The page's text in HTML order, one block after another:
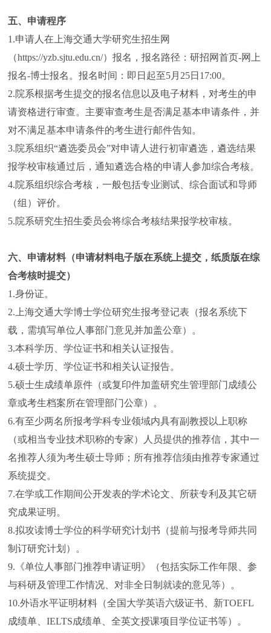
五、申请程序
1.申请人在上海交通大学研究生招生网
（https://yzb.sjtu.edu.cn/）报名，报名路径：研招网首页-网上
报名-博士报名。报名时间：即日起至5月25日17:00。
2.院系根据考生提交的报名信息以及电子材料，对考生的申
请资格进行审查。主要审查考生是否满足基本申请条件，并
对不满足基本申请条件的考生进行邮件告知。
3.院系组织“遴选委员会”对申请人进行初审遴选，遴选结果
报学校审核通过后，通知遴选合格的申请人参加综合考核。
4.院系组织综合考核，一般包括专业测试、综合面试和导师
（组）评价。
5.院系研究生招生委员会将综合考核结果报学校审核。
六、申请材料（申请材料电子版在系统上提交，纸质版在综
合考核时提交）
1.身份证。
2.上海交通大学博士学位研究生报考登记表（报名系统下
载，需填写单位人事部门意见并加盖公章）。
3.本科学历、学位证书和相关认证报告。
4.硕士学历、学位证书和相关认证报告。
5.硕士生成绩单原件（或复印件加盖研究生管理部门成绩公
章或考生档案所在管理部门公章）。
6.有至少两名所报考学科专业领域内具有副教授以上职称
（或相当专业技术职称的专家）人员提供的推荐信，其中一
名推荐人须为考生硕士导师；所有推荐信须由推荐专家通过
系统提交。
7.在学或工作期间公开发表的学术论文、所获专利及其它研
究成果证明。
8.拟攻读博士学位的科学研究计划书（提前与报考导师共同
制订研究计划）。
9.《单位人事部门推荐申请证明》（包括实际工作年限、参
与科研及管理工作情况、对非全日制就读的意见等）。
10.外语水平证明材料（全国大学英语六级证书、新TOEFL
成绩单、IELTS成绩单、全英文授课项目学位证书等）。